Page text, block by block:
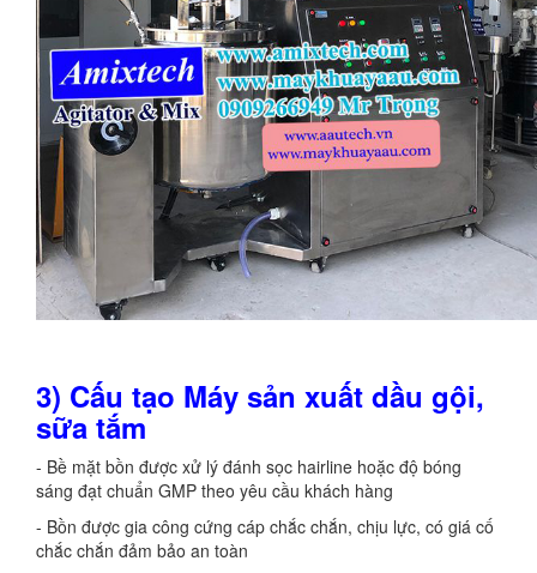
3) Cấu tạo Máy sản xuất dầu gội,
sữa tắm
- Bề mặt bồn được xử lý đánh sọc hairline hoặc độ bóng
sáng đạt chuẩn GMP theo yêu cầu khách hàng
- Bồn được gia công cứng cáp chắc chắn, chịu lực, có giá cố
chắc chắn đảm bảo an toàn